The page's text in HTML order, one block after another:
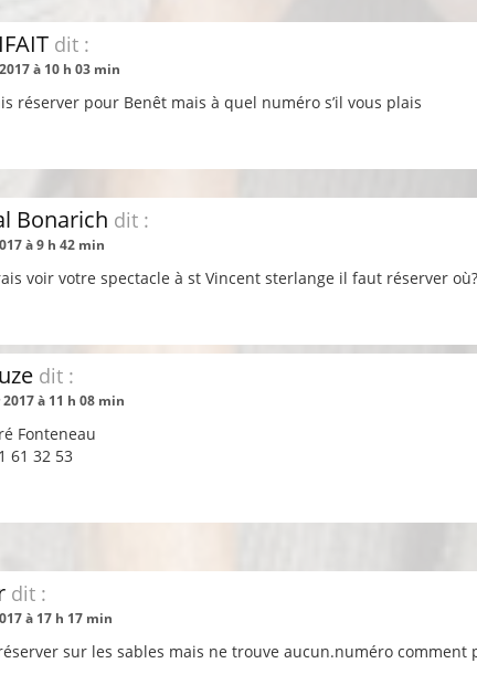
dit :
à 10 h 03 min
réserver pour Benêt mais à quel numéro s’il vous plais
Bonarich dit :
à 9 h 42 min
voir votre spectacle à st Vincent sterlange il faut réserver où?
dit :
à 11 h 08 min
Fonteneau
61 32 53
dit :
à 17 h 17 min
sur les sables mais ne trouve aucun.numéro comment